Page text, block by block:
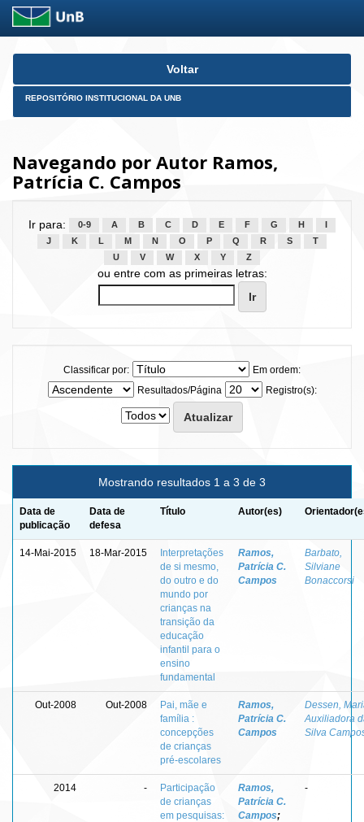
Skip
Voltar
REPOSITÓRIO INSTITUCIONAL DA UNB
Navegando por Autor Ramos,
Patrícia C. Campos
Ir para: 0-9 A B C D E F G H
J
K L M N O P Q R S
T
U
V W X Y Z
ou entre com as primeiras letras:
Classificar por:
Em ordem:
Resultados/Página
Registro(s):
Mostrando resultados 1 a 3 de 3
Data de
publicação
Data de
defesa
Título Autor(es)
14-Mai-2015 18-Mar-2015
Interpretações
de si mesmo,
do outro e do
mundo por
crianças na
transição da
educação
infantil para o
ensino
fundamental
Ramos,
Patrícia C.
Campos
Barbato,
Silviane
Bonaccorsi
Out-2008 Out-2008
Pai, mãe e
família :
concepções
de crianças
pré-escolares
Ramos,
Patrícia C.
Campos
Dessen,
Auxiliadora
Silva
2014 -
Participação
de crianças
em pesquisas:
Ramos,
Patrícia C.
Campos;
-